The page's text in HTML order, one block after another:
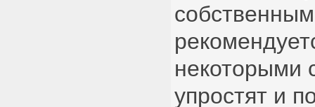
некоторыми
упростят и